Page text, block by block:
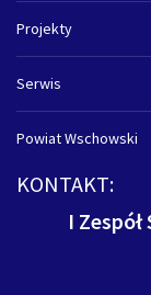
Projekty
Serwis
Powiat Wschowski
KONTAKT:
I